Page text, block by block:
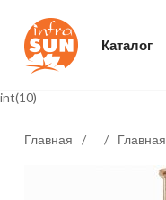
Каталог
int(10)
Главная / / Главная